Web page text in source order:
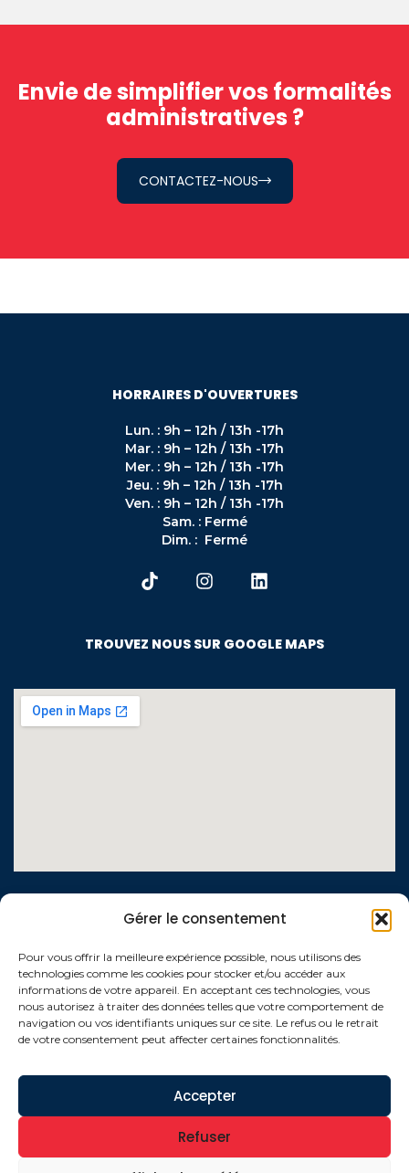
Gérer le consentement
Pour vous offrir la meilleure expérience possible, nous utilisons des
technologies comme les cookies pour stocker et/ou accéder aux
informations de votre appareil. En acceptant ces technologies, vous
nous autorisez à traiter des données telles que votre comportement de
navigation ou vos identifiants uniques sur ce site. Le refus ou le retrait
de votre consentement peut affecter certaines fonctionnalités.
Accepter
Refuser
Envie de simplifier vos formalités
administratives ?
CONTACTEZ-NOUS
HORRAIRES D'OUVERTURES
Lun. : 9h – 12h / 13h -17h
Mar. : 9h – 12h / 13h -17h
Mer. : 9h – 12h / 13h -17h
Jeu. : 9h – 12h / 13h -17h
Ven. : 9h – 12h / 13h -17h
Sam. : Fermé
Dim. : Fermé
TROUVEZ NOUS SUR GOOGLE MAPS
LIENS UTILES
Qui sommes-nous ?
Conditions générales de vente
Politique de confidentialité
Mentions légales